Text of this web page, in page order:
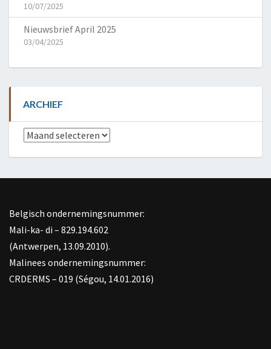
10/07/2025
Nieuwsbrief April 2025
03/04/2025
ARCHIEF
Archief
Belgisch ondernemingsnummer:
Mali-ka- di – 829.194.602
(Antwerpen, 13.09.2010).
Malinees ondernemingsnummer:
CRDERMS – 019 (Ségou, 14.01.2016)